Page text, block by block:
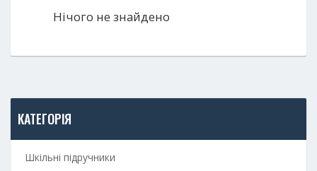
Нічого не знайдено
КАТЕГОРІЯ
Шкільні підручники